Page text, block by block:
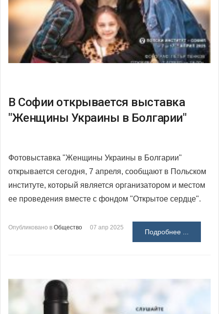
В Софии открывается выставка
"Женщины Украины в Болгарии"
Фотовыставка "Женщины Украины в Болгарии"
открывается сегодня, 7 апреля, сообщают в Польском
институте, который является организатором и местом
ее проведения вместе с фондом "Открытое сердце".
Опубликовано в Общество 07 апр 2025
Подробнее ...